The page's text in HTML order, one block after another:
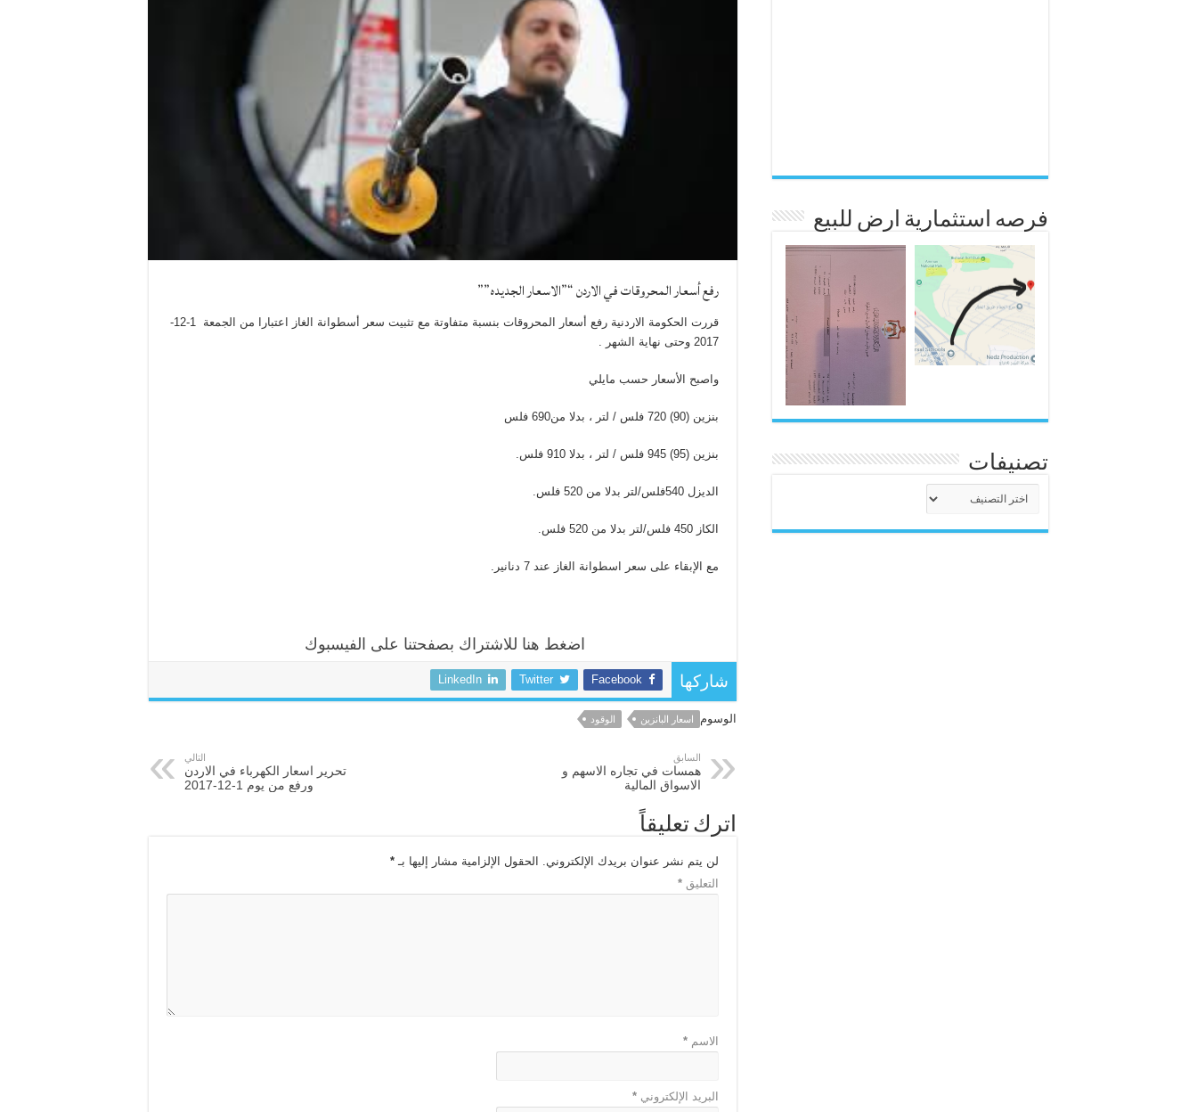
رفع أسعار المحروقات في الاردن “”الاسعار الجديده””
قررت الحكومة الاردنية رفع أسعار المحروقات بنسبة متفاوتة مع تثبيت سعر أسطوانة الغاز اعتبارا من الجمعة 1-12-
2017 وحتى نهاية الشهر .
واصبح الأسعار حسب مايلي
بنزين (90) 720 فلس / لتر ، بدلا من690 فلس
بنزين (95) 945 فلس / لتر ، بدلا 910 فلس.
الديزل 540فلس/لتر بدلا من 520 فلس.
الكاز 450 فلس/لتر بدلا من 520 فلس.
مع الإبقاء على سعر اسطوانة الغاز عند 7 دنانير
اضغط هنا للاشتراك بصفحتنا على الفيسبوك
شاركها Facebook
Twitter
LinkedIn
الوسوم اسعار البانزين الوقود
السابق
همسات في تجاره الاسهم و
الاسواق المالية
التالي
تحرير اسعار الكهرباء في الاردن
ورفع من يوم 1-12-2017
اترك تعليقاً
لن يتم نشر عنوان بريدك الإلكتروني. الحقول الإلزامية مشار إليها بـ *
التعليق *
الاسم *
البريد الإلكتروني *
فرصه استثمارية ارض للبيع
تصنيفات